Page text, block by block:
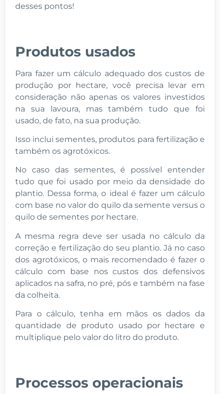
desses pontos!
Produtos usados
Para fazer um cálculo adequado dos custos de
produção por hectare, você precisa levar em
consideração não apenas os valores investidos
na sua lavoura, mas também tudo que foi
usado, de fato, na sua produção.
Isso inclui sementes, produtos para fertilização e
também os agrotóxicos.
No caso das sementes, é possível entender
tudo que foi usado por meio da densidade do
plantio. Dessa forma, o ideal é fazer um cálculo
com base no valor do quilo da semente versus o
quilo de sementes por hectare.
A mesma regra deve ser usada no cálculo da
correção e fertilização do seu plantio. Já no caso
dos agrotóxicos, o mais recomendado é fazer o
cálculo com base nos custos dos defensivos
aplicados na safra, no pré, pós e também na fase
da colheita.
Para o cálculo, tenha em mãos os dados da
quantidade de produto usado por hectare e
multiplique pelo valor do litro do produto.
Processos operacionais